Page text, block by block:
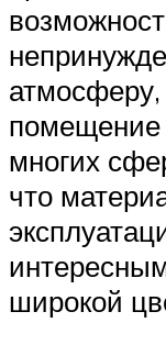
многих
что
широкой